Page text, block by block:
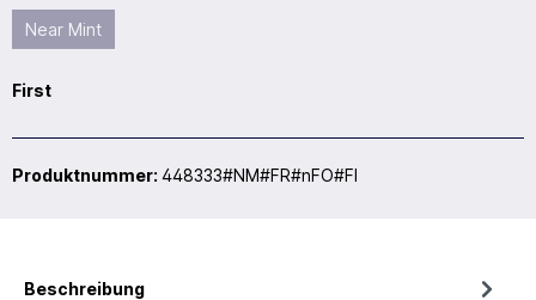
Near Mint
First
Produktnummer: 448333#NM#FR#nFO#FI
Beschreibung